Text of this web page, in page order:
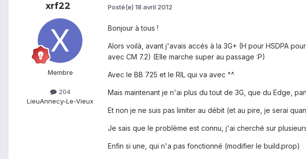
xrf22
Membre
204
LieuAnnecy-Le-Vieux
Posté(e) 18 avril 2012
Bonjour à tous !
Alors voilà, avant j'avais accés à la 3G+ (H pour HSDPA
avec CM 7.2) (Elle marche super au passage :P)
Avec le BB 725 et le RIL qui va avec ^^
Mais maintenant je n'ai plus du tout de 3G, que du Edge,
Et non je ne suis pas limiter au débit (et au pire, je serai
Je sais que le problème est connu, j'ai cherché sur
Enfin si une, qui n'a pas fonctionné (modifier le build.prop)